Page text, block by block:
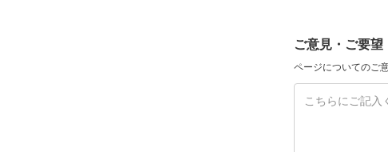
ご意見・ご要望
ページについてのご